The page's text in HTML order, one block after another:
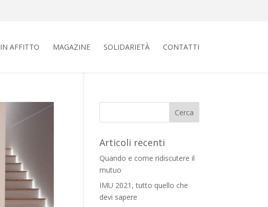
IN AFFITTO MAGAZINE SOLIDARIETÀ CONTATTI
Articoli recenti
Quando e come ridiscutere il
mutuo
IMU 2021, tutto quello che
devi sapere